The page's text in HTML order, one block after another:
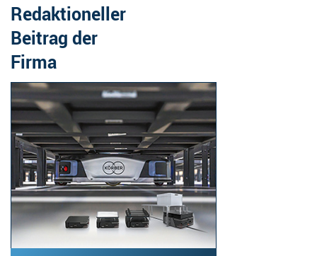
Redaktioneller
Beitrag der
Firma